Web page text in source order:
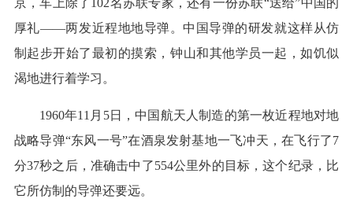
京，车上除了102名苏联专家，还有一份苏联“送给”中国的
厚礼——两发近程地地导弹。中国导弹的研发就这样从仿
制起步开始了最初的摸索，钟山和其他学员一起，如饥似
渴地进行着学习。
1960年11月5日，中国航天人制造的第一枚近程地对地
战略导弹“东风一号”在酒泉发射基地一飞冲天，在飞行了7
分37秒之后，准确击中了554公里外的目标，这个纪录，比
它所仿制的导弹还要远。